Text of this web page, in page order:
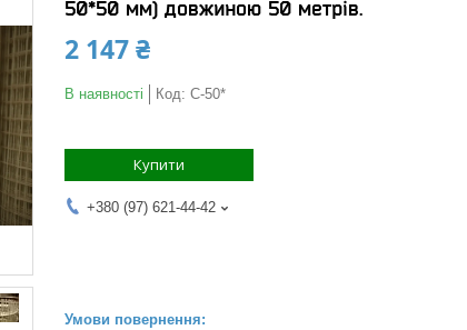
50*50 мм) довжиною 50 метрів.
2 147 ₴
В наявності Код: С-50*
Купити
+380 (97) 621-44-42